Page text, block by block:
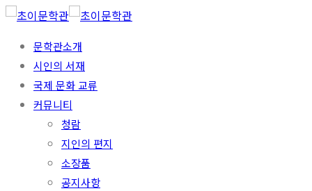
문학관소개
시인의 서재
국제 문화 교류
커뮤니티
청람
지인의 편지
소장품
공지사항